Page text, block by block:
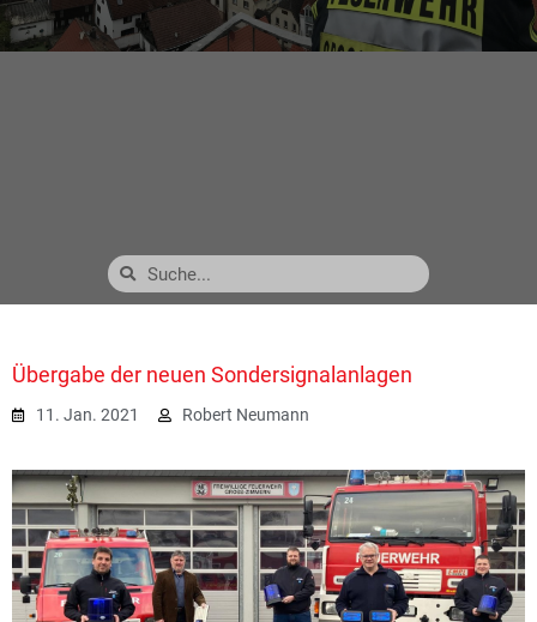
Übergabe der neuen Sondersignalanlagen
11. Jan. 2021 Robert Neumann